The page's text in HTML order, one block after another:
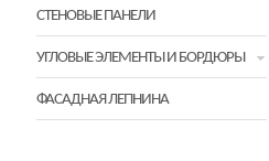
СТЕНОВЫЕ ПАНЕЛИ
УГЛОВЫЕ ЭЛЕМЕНТЫ И БОРДЮРЫ
ФАСАДНАЯ ЛЕПНИНА